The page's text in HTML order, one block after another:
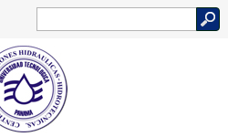
to navigation
de
búsqueda